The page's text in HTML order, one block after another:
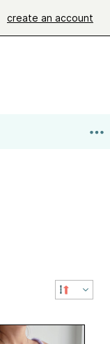
create an account